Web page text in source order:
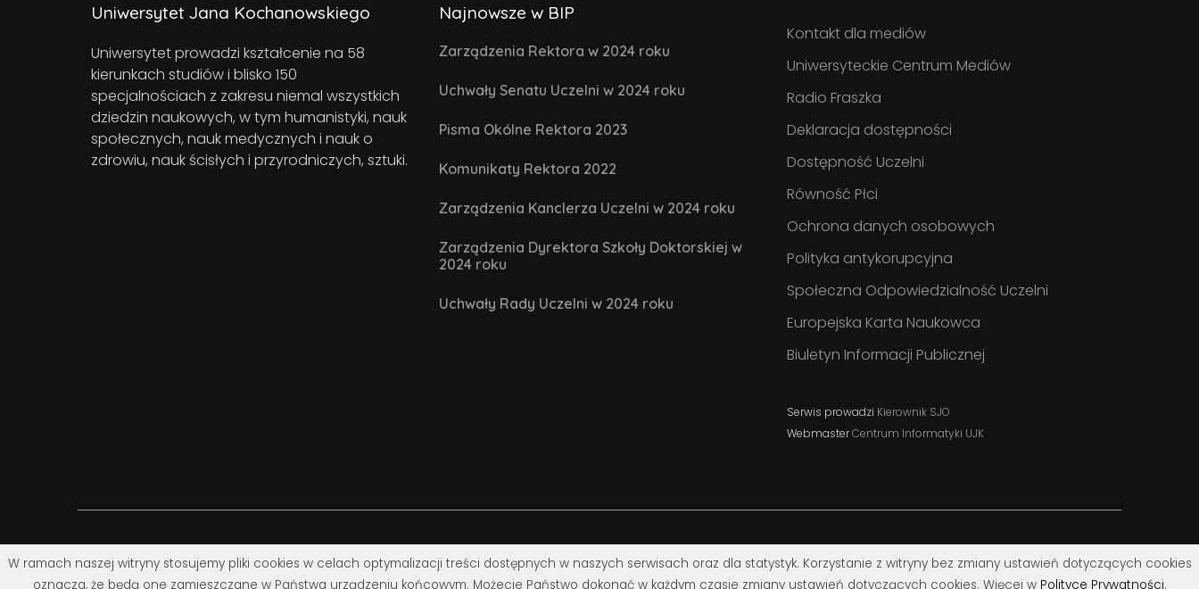
Uniwersytet Jana Kochanowskiego
Uniwersytet prowadzi kształcenie na 58
kierunkach studiów i blisko 150
specjalnościach z zakresu niemal wszystkich
dziedzin naukowych, w tym humanistyki, nauk
społecznych, nauk medycznych i nauk o
zdrowiu, nauk ścisłych i przyrodniczych, sztuki.
Najnowsze w BIP
Zarządzenia Rektora w 2024 roku
Uchwały Senatu Uczelni w 2024 roku
Pisma Okólne Rektora 2023
Komunikaty Rektora 2022
Zarządzenia Kanclerza Uczelni w 2024 roku
Zarządzenia Dyrektora Szkoły Doktorskiej w
2024 roku
Uchwały Rady Uczelni w 2024 roku
Kontakt dla mediów
Uniwersyteckie Centrum Mediów
Radio Fraszka
Deklaracja dostępności
Dostępność Uczelni
Równość Płci
Ochrona danych osobowych
Polityka antykorupcyjna
Społeczna Odpowiedzialność Uczelni
Europejska Karta Naukowca
Biuletyn Informacji Publicznej
Serwis prowadzi Kierownik SJO
WebmasterCentrum Informatyki UJK
W ramach naszej witryny stosujemy pliki cookies w celach optymalizacji treści dostępnych w naszych serwisach oraz dla statystyk. Korzystanie z witryny bez zmiany ustawień dotyczących cookies
oznacza, że będą one zamieszczane w Państwa urządzeniu końcowym. Możecie Państwo dokonać w każdym czasie zmiany ustawień dotyczących cookies. Więcej w Polityce Prywatności.